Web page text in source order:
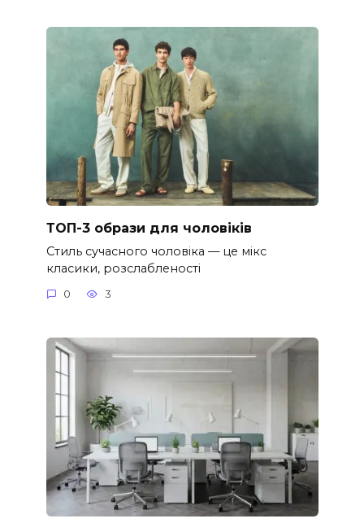
ТОП-3 образи для чоловіків
Стиль сучасного чоловіка — це мікс
класики, розслабленості
0 3